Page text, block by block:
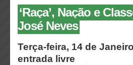
‘Raça’, Nação e
José Neves
Terça-feira, 14 de
entrada livre